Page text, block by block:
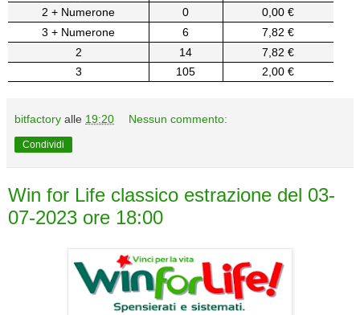
2 + Numerone
0
0,00 €
3 + Numerone
6
7,82 €
2
14
7,82 €
3
105 2,00 €
bitfactory alle 19:20 Nessun commento:
Condividi
Win for Life classico estrazione del 03-
07-2023 ore 18:00